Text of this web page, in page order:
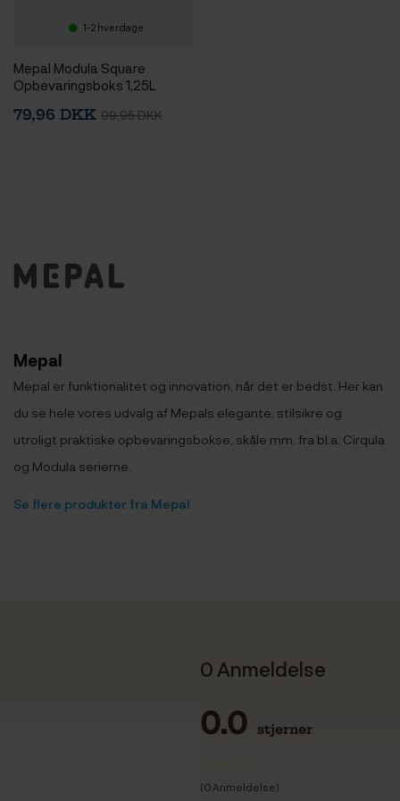
1-2 hverdage
Mepal Modula Square
Opbevaringsboks 1,25L
79,96 DKK 99,95 DKK
Mepal
Mepal er funktionalitet og innovation, når det er bedst. Her kan
du se hele vores udvalg af Mepals elegante, stilsikre og
utroligt praktiske opbevaringsbokse, skåle mm. fra bl.a. Cirqula
og Modula serierne.
Se flere produkter fra Mepal
0 Anmeldelse
0.0 stjerner
(0 Anmeldelse)